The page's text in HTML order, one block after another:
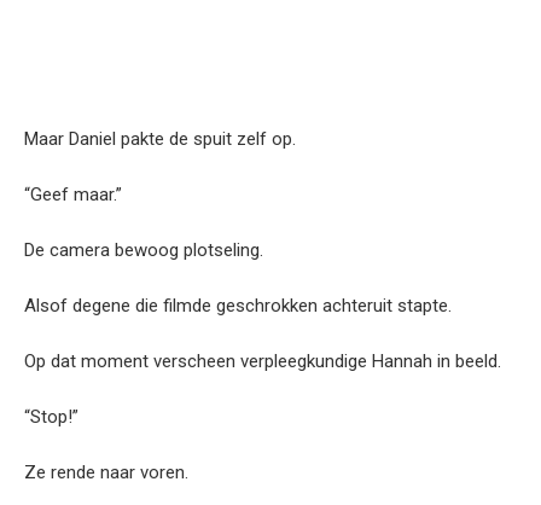
Maar Daniel pakte de spuit zelf op.
“Geef maar.”
De camera bewoog plotseling.
Alsof degene die filmde geschrokken achteruit stapte.
Op dat moment verscheen verpleegkundige Hannah in beeld.
“Stop!”
Ze rende naar voren.